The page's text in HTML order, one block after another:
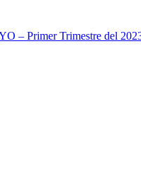
– Primer Trimestre del